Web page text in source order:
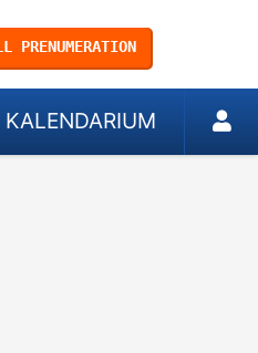
PRENUMERATION
KALENDARIUM